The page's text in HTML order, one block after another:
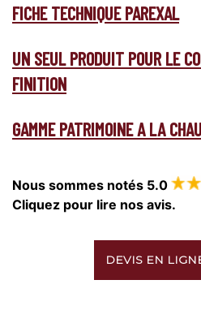
FICHE TECHNIQUE PAREXAL
UN SEUL PRODUIT POUR LE
FINITION
GAMME PATRIMOINE A LA
Nous sommes notés 5.0
Cliquez pour lire nos avis.
DEVIS EN